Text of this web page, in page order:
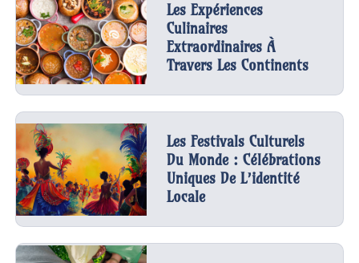
Les Expériences
Culinaires
Extraordinaires À
Travers Les Continents
Les Festivals Culturels
Du Monde : Célébrations
Uniques De L’identité
Locale